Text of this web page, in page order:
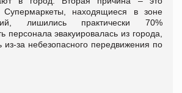
Супермаркеты, находящиеся в зоне
лишились практически 70%
персонала эвакуировалась из города,
из-за небезопасного передвижения по